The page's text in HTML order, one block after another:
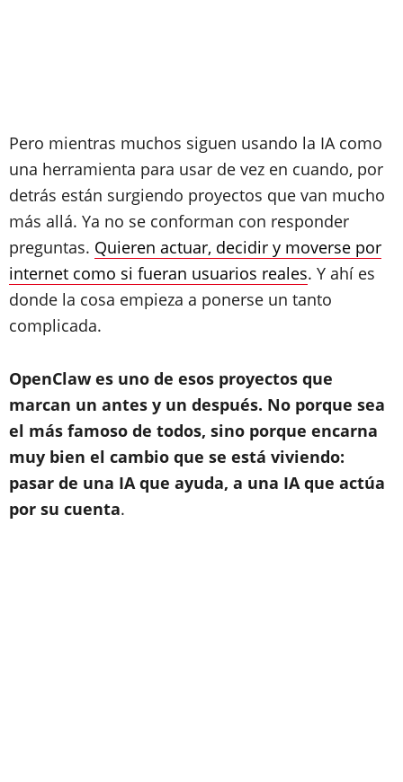
Pero mientras muchos siguen usando la IA como
una herramienta para usar de vez en cuando, por
detrás están surgiendo proyectos que van mucho
más allá. Ya no se conforman con responder
preguntas. Quieren actuar, decidir y moverse por
internet como si fueran usuarios reales. Y ahí es
donde la cosa empieza a ponerse un tanto
complicada.
OpenClaw es uno de esos proyectos que
marcan un antes y un después. No porque sea
el más famoso de todos, sino porque encarna
muy bien el cambio que se está viviendo:
pasar de una IA que ayuda, a una IA que actúa
por su cuenta.